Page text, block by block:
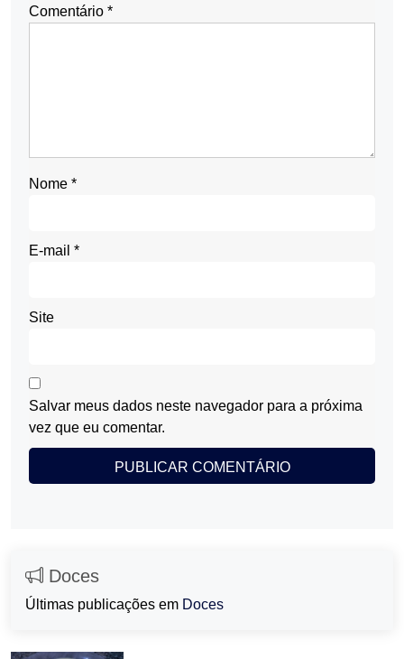
Comentário *
Nome *
E-mail *
Site
Salvar meus dados neste navegador para a próxima
vez que eu comentar.
Doces
Últimas publicações em Doces